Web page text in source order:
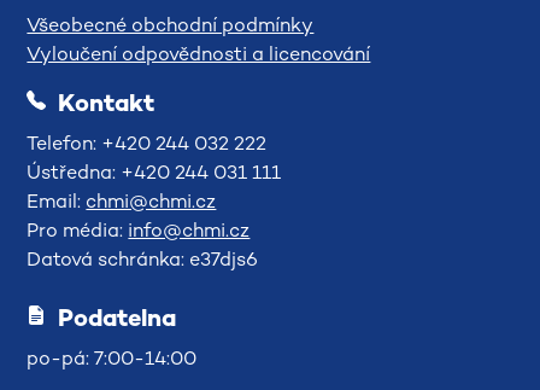
Všeobecné obchodní podmínky
Vyloučení odpovědnosti a licencování
Kontakt
Telefon: +420 244 032 222
Ústředna: +420 244 031 111
Email: chmi@chmi.cz
Pro média: info@chmi.cz
Datová schránka: e37djs6
Podatelna
po-pá: 7:00-14:00